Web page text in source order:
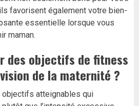
favorisent également votre bien-
essentielle lorsque vous
maman.
des objectifs de fitness
de la maternité ?
objectifs atteignables qui